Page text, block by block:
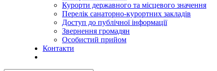
Курорти державного та місцевого значення
Перелік санаторно-курортних закладів
Доступ до публічної інформації
Звернення громадян
Особистий прийом
Контакти